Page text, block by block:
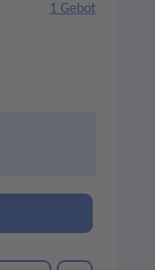
1 Gebot